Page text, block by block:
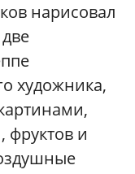
нарисовал
художника,
фруктов и